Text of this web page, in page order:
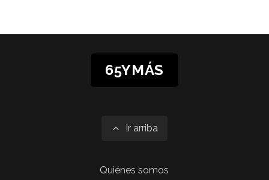
65YMÁS
Ir arriba
Quiénes somos